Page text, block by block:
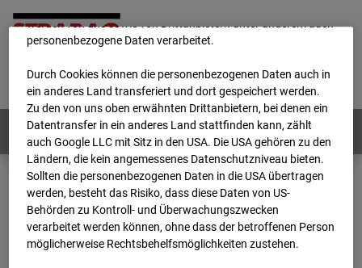
Deutsch / English
Webcams: Alle Länder
Home
Österreich
BC-181 - BV-Meischlgasse Bpl 5B – 96WE - Cam 2
Archiv
2026 07 08 17:00
werden von uns sowie von Drittanbietern unter anderem auch
personenbezogene Daten verarbeitet.
Durch Cookies können die personenbezogenen Daten auch in
ein anderes Land transferiert und dort gespeichert werden.
Zu den von uns oben erwähnten Drittanbietern, bei denen ein
Datentransfer in ein anderes Land stattfinden kann, zählt
auch Google LLC mit Sitz in den USA. Die USA gehören zu den
Ländern, die kein angemessenes Datenschutzniveau bieten.
Sollten die personenbezogenen Daten in die USA übertragen
werden, besteht das Risiko, dass diese Daten von US-
Behörden zu Kontroll- und Überwachungszwecken
verarbeitet werden können, ohne dass der betroffenen Person
möglicherweise Rechtsbehelfsmöglichkeiten zustehen.